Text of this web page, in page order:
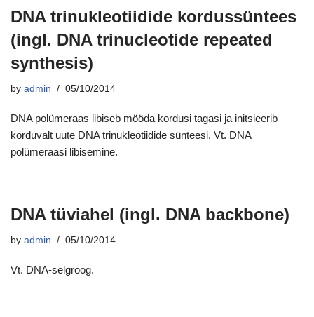
DNA trinukleotiidide kordussüntees
(ingl. DNA trinucleotide repeated
synthesis)
by admin 05/10/2014
DNA polümeraas libiseb mööda kordusi tagasi ja initsieerib
korduvalt uute DNA trinukleotiidide sünteesi. Vt. DNA
polümeraasi libisemine.
DNA tüviahel (ingl. DNA backbone)
by admin 05/10/2014
Vt. DNA-selgroog.